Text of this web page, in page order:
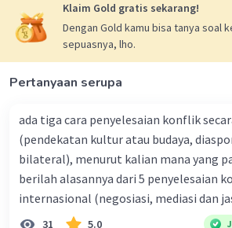
Keragaman Etnis dan Budaya:
memiliki ratusan suku bangsa
kepercayaan yang berbeda-beda.
Keragaman Agama:
Indonesia
beragam agama dan
Islam, Kristen, Katolik, Hindu,
kepercayaan tradisional. Semua
kepercayaan tersebut hidup
dengan damai dan toleransi.
Klaim Gold gratis sekarang!
Dengan Gold kamu bisa tanya soal
sepuasnya, lho.
Pertanyaan serupa
ada tiga cara penyelesaian konflik
(pendekatan kultur atau budaya,
bilateral), menurut kalian mana yang
berilah alasannya dari 5 penyelesaian konflik secara
internasional (negosiasi, mediasi dan
konsiliasi, penyelidikan, dan
31 5.0